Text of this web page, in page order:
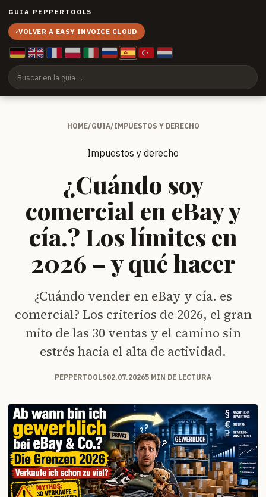
GUIA PEPPERTOOLS
‹VOLVER A EASY INVOICE CLOUD
HOME/GUIA/IMPUESTOS Y DERECHO
Impuestos y derecho
¿Cuándo soy
comercial en eBay y
cía.? Los límites en
2026 – y qué hacer
¿Cuándo vender en eBay y cía. es
comercial? Los criterios de 2026, el gran
mito de las 30 ventas y el camino sin
estrés hacia el alta de actividad.
PEPPERTOOLS02.07.20265 MIN DE LECTURA